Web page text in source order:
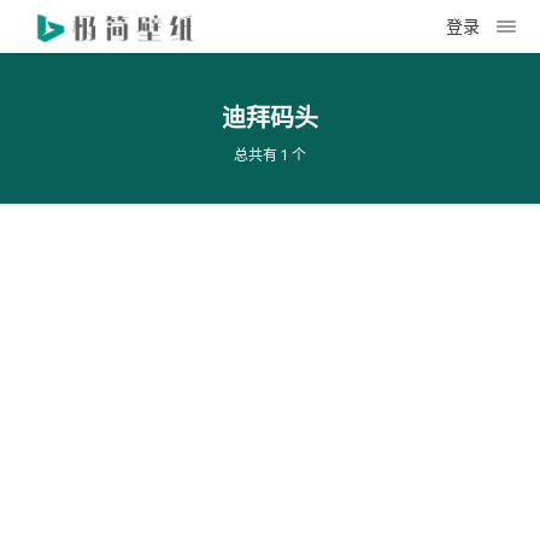
登录
迪拜码头
总共有 1 个